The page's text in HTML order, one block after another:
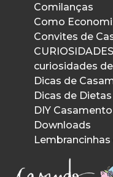
Comilanças
Como
Convites de
CURIOSIDADES
curiosidades
Dicas de
Dicas de
DIY Casamento
Downloads